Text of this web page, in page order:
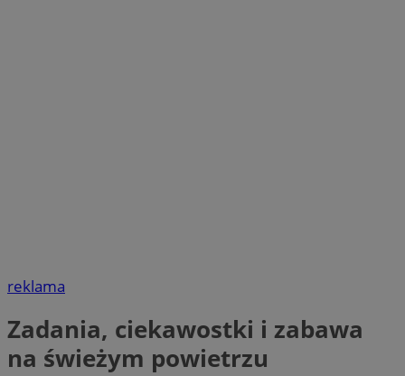
reklama
Zadania, ciekawostki i zabawa
na świeżym powietrzu